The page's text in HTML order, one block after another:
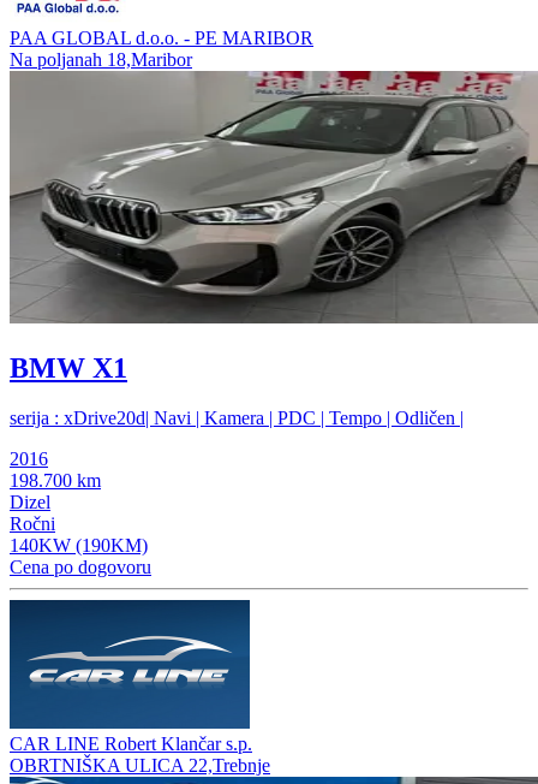
PAA GLOBAL d.o.o. - PE MARIBOR
Na poljanah 18,Maribor
BMW X1
serija : xDrive20d| Navi | Kamera | PDC | Tempo | Odličen |
2016
198.700 km
Dizel
Ročni
140KW (190KM)
Cena po dogovoru
CAR LINE Robert Klančar s.p.
OBRTNIŠKA ULICA 22,Trebnje